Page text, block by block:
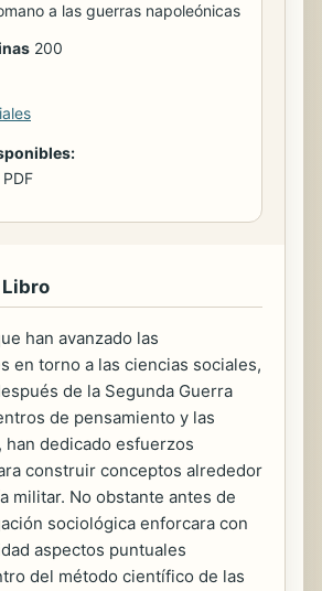
a las guerras napoleónicas
200
han avanzado las
en torno a las ciencias sociales,
de la Segunda Guerra
de pensamiento y las
han dedicado esfuerzos
construir conceptos alrededor
militar. No obstante antes de
sociológica enforcara con
aspectos puntuales
del método científico de las